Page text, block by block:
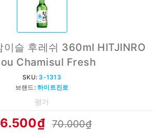
이슬 후레쉬 360ml HITJINRO
Chamisul Fresh
SKU: 3-1313
브랜드: 하이트진로
평가
70.000₫